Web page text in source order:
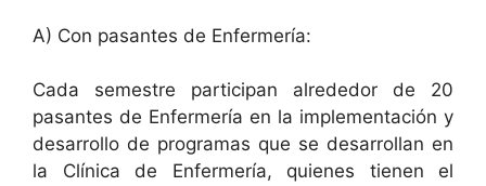
A) Con pasantes de Enfermería:
Cada semestre participan alrededor de 20
pasantes de Enfermería en la implementación y
desarrollo de programas que se desarrollan en
la Clínica de Enfermería, quienes tienen el